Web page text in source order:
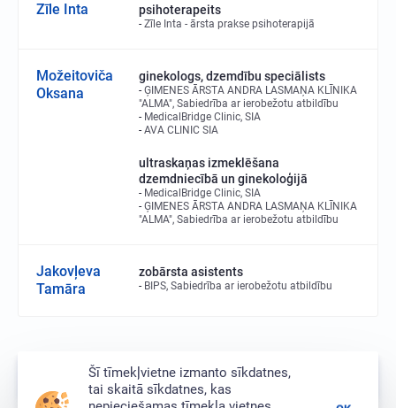
Zīle Inta psihoterapeits
Zīle Inta - ārsta prakse psihoterapijā
Možeitoviča
Oksana
ginekologs, dzemdību speciālists
ĢIMENES ĀRSTA ANDRA LASMAŅA KLĪNIKA
"ALMA", Sabiedrība ar ierobežotu atbildību
MedicalBridge Clinic, SIA
AVA CLINIC SIA
ultraskaņas izmeklēšana
dzemdniecībā un ginekoloģijā
MedicalBridge Clinic, SIA
ĢIMENES ĀRSTA ANDRA LASMAŅA KLĪNIKA
"ALMA", Sabiedrība ar ierobežotu atbildību
Jakovļeva
Tamāra
zobārsta asistents
BIPS, Sabiedrība ar ierobežotu atbildību
116/3573Šī tīmekļvietne izmanto sīkdatnes,
tai skaitā sīkdatnes, kas